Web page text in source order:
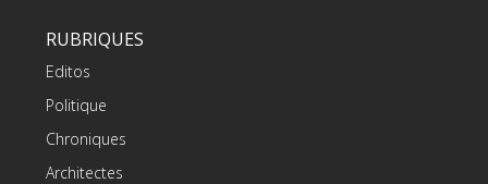
RUBRIQUES
Editos
Politique
Chroniques
Architectes